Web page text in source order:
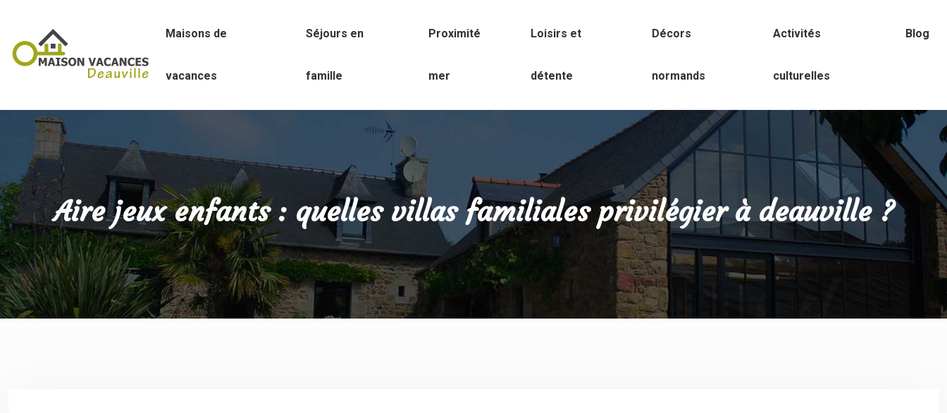
Maisons de
vacances
Séjours en
famille
Proximité
mer
Loisirs et
détente
Décors
normands
Activités
culturelles
Blog
Aire jeux enfants : quelles villas familiales privilégier à deauville ?